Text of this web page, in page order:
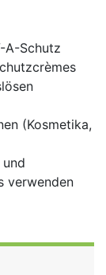
A-Schutz
(Kosmetika,
verwenden